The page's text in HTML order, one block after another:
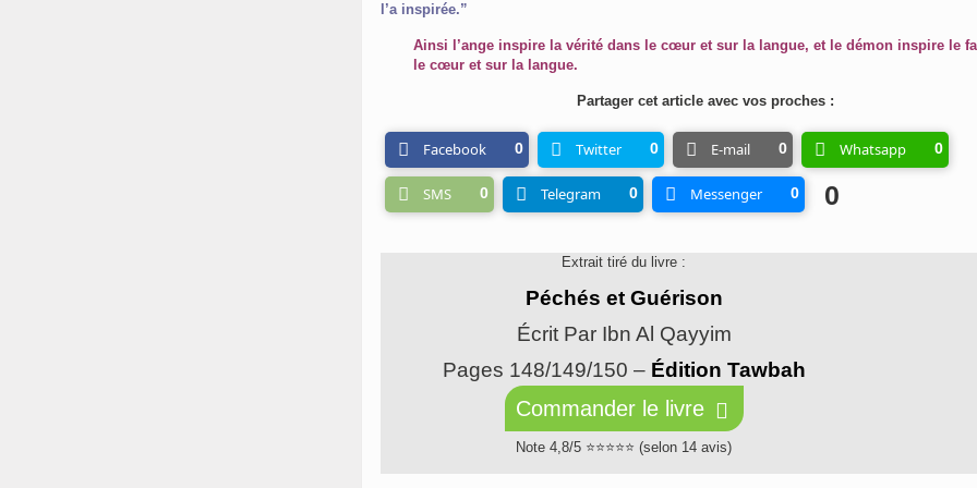
l’a inspirée.”
Ainsi l’ange inspire la vérité dans le cœur et sur la langue, et le démon inspire le
le cœur et sur la langue.
Partager cet article avec vos proches :
Facebook 0 Twitter 0 E-mail 0 Whatsapp 0
SMS 0 Telegram 0 Messenger 0 0
Extrait tiré du livre :
Péchés et Guérison
Écrit Par Ibn Al Qayyim
Pages 148/149/150 – Édition Tawbah
Commander le livre
Note 4,8/5 ⭐⭐⭐⭐⭐ (selon 14 avis)